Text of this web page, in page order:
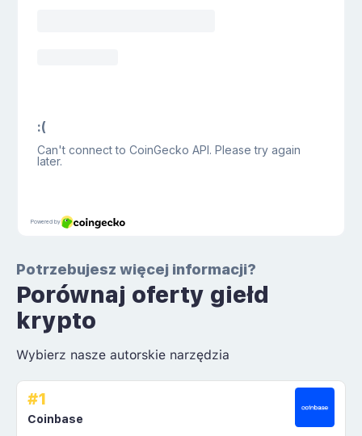
Potrzebujesz więcej informacji?
Porównaj oferty giełd
krypto
Wybierz nasze autorskie narzędzia
#1
Coinbase